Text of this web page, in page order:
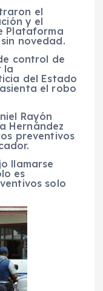
el
y el
Plataforma
novedad.
control de
la
del Estado
el robo
Rayón
Hernández
preventivos
llamarse
es
solo